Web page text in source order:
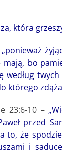
która
„ponieważ
bo
według
którego
23:6-10 –
przed
to, że
i